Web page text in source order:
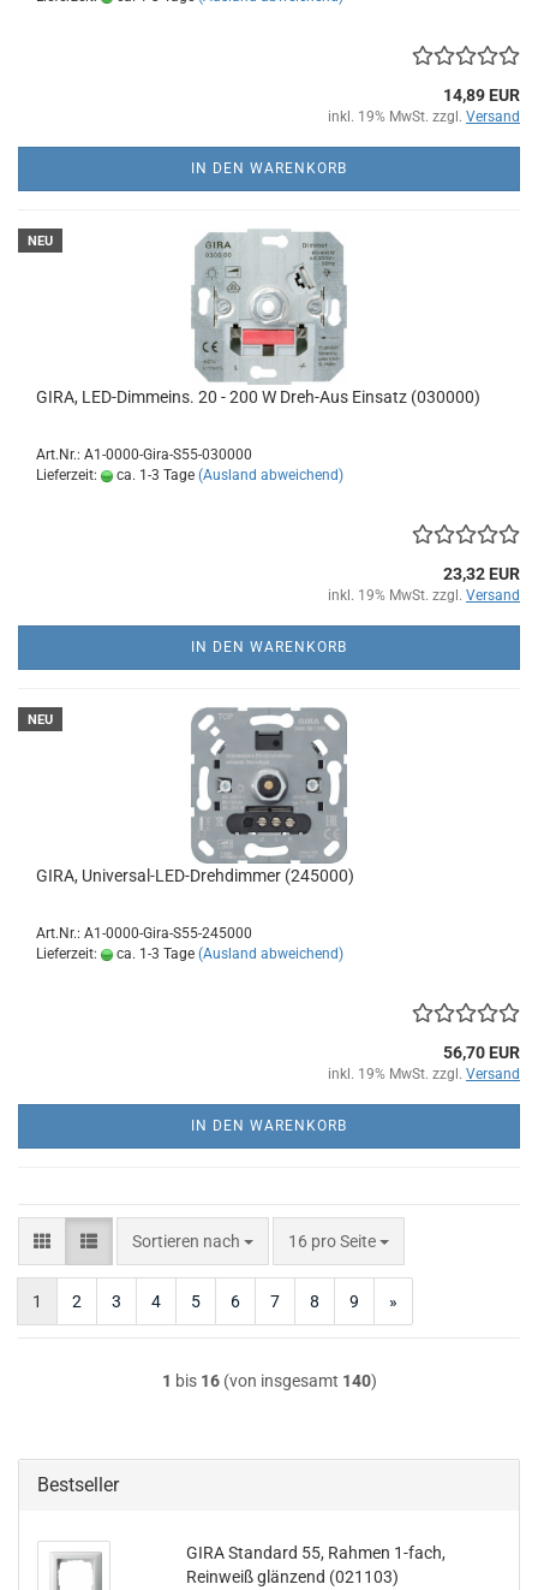
14,89 EUR
inkl. 19% MwSt. zzgl. Versand
IN DEN WARENKORB
NEU
GIRA, LED-Dimmeins. 20 - 200 W Dreh-Aus Einsatz (030000)
Art.Nr.: A1-0000-Gira-S55-030000
Lieferzeit:
ca. 1-3 Tage (Ausland abweichend)
23,32 EUR
inkl. 19% MwSt. zzgl. Versand
IN DEN WARENKORB
NEU
GIRA, Universal-LED-Drehdimmer (245000)
Art.Nr.: A1-0000-Gira-S55-245000
Lieferzeit:
ca. 1-3 Tage (Ausland abweichend)
56,70 EUR
inkl. 19% MwSt. zzgl. Versand
IN DEN WARENKORB
Sortieren nach
Sortieren nach 16 pro Seite
pro Seite
1 2 3 4 5 6 7 8 9 »
1 bis 16(von insgesamt 140)
Bestseller
GIRA Standard 55, Rahmen 1-fach,
Reinweiß glänzend (021103)